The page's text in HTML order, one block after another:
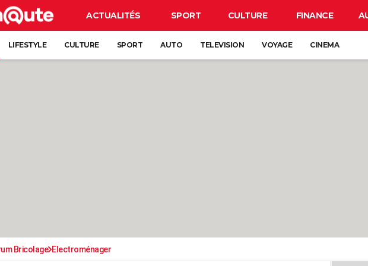
ACTUALITÉS SPORT CULTURE FINANCE
LIFESTYLE CULTURE SPORT AUTO TELEVISION VOYAGE CINEMA
Bricolage Electroménager